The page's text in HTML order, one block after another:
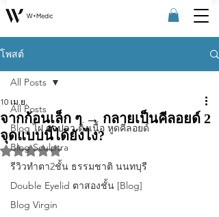
โพสต์
All Posts
Blog ไฝ ตาปลา ติ่งเนื้อ หูดคีลอยด์
Blog Sculptra
รีวิวทําตา2ชั้น ธรรมชาติ นนทบุรี
Double Eyelid ตาสองชั้น [Blog]
Blog Virgin
All Posts
จากก้อนเล็ก ๆ → กลายเป็นคีลอยด์ 2
จุดแบบนี้ได้ยังไง?
10 เม.ย.
ได้รับ NaN เต็ม 5 ดาว